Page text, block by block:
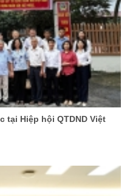
tại Hiệp hội QTDND Việt